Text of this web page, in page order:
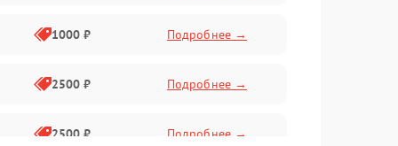
1000 ₽ Подробнее →
2500 ₽ Подробнее →
2500 ₽ Подробнее →